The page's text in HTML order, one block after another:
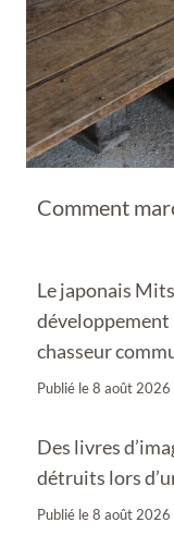
Comment
Le japonais
développement
chasseur
Publié le8 août 2026
Des livres
détruits lors
Publié le8 août 2026